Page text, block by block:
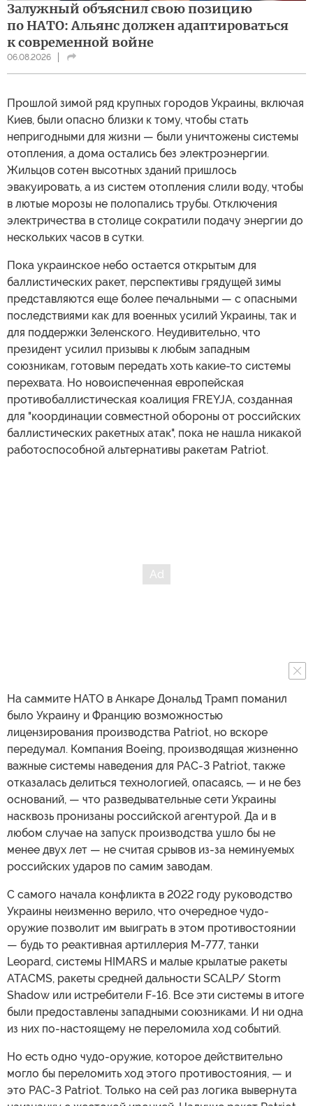
Залужный объяснил свою позицию
по НАТО: Альянс должен адаптироваться
к современной войне
06.08.2026
Прошлой зимой ряд крупных городов Украины, включая
Киев, были опасно близки к тому, чтобы стать
непригодными для жизни — были уничтожены системы
отопления, а дома остались без электроэнергии.
Жильцов сотен высотных зданий пришлось
эвакуировать, а из систем отопления слили воду, чтобы
в лютые морозы не полопались трубы. Отключения
электричества в столице сократили подачу энергии до
нескольких часов в сутки.
Пока украинское небо остается открытым для
баллистических ракет, перспективы грядущей зимы
представляются еще более печальными — с опасными
последствиями как для военных усилий Украины, так и
для поддержки Зеленского. Неудивительно, что
президент усилил призывы к любым западным
союзникам, готовым передать хоть какие-то системы
перехвата. Но новоиспеченная европейская
противобаллистическая коалиция FREYJA, созданная
для "координации совместной обороны от российских
баллистических ракетных атак", пока не нашла никакой
работоспособной альтернативы ракетам Patriot.
На саммите НАТО в Анкаре Дональд Трамп поманил
было Украину и Францию возможностью
лицензирования производства Patriot, но вскоре
передумал. Компания Boeing, производящая жизненно
важные системы наведения для PAC-3 Patriot, также
отказалась делиться технологией, опасаясь, — и не без
оснований, — что разведывательные сети Украины
насквозь пронизаны российской агентурой. Да и в
любом случае на запуск производства ушло бы не
менее двух лет — не считая срывов из-за неминуемых
российских ударов по самим заводам.
С самого начала конфликта в 2022 году руководство
Украины неизменно верило, что очередное чудо-
оружие позволит им выиграть в этом противостоянии
— будь то реактивная артиллерия M-777, танки
Leopard, системы HIMARS и малые крылатые ракеты
ATACMS, ракеты средней дальности SCALP/ Storm
Shadow или истребители F-16. Все эти системы в итоге
были предоставлены западными союзниками. И ни одна
из них по-настоящему не переломила ход событий.
Но есть одно чудо-оружие, которое действительно
могло бы переломить ход этого противостояния, — и
это PAC-3 Patriot. Только на сей раз логика вывернута